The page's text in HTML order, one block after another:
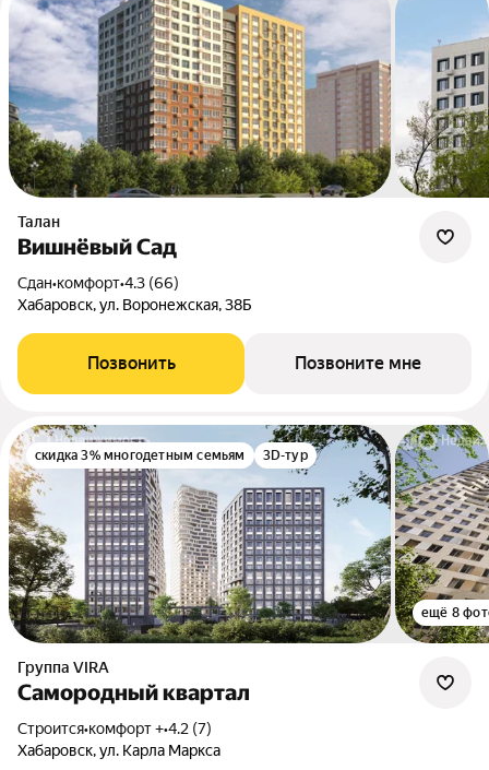
Талан
Вишнёвый Сад
Сдан•комфорт•4.3 (66)
Хабаровск, ул. Воронежская, 38Б
Позвонить Позвоните мне
скидка 3% многодетным семьям 3D-тур
ещё 8
Группа VIRA
Самородный квартал
Строится•комфорт +•4.2 (7)
Хабаровск, ул. Карла Маркса